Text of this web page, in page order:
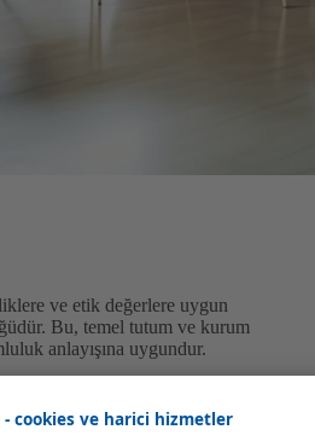
ve etik değerlere uygun
Bu, temel tutum ve kurum
anlayışına uygundur.
diğerlerinin yanı sıra hızla
veya veri koruma ihlali gibi